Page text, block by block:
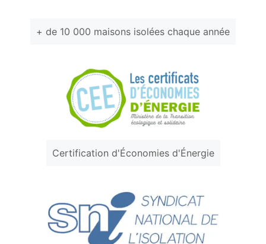
+ de 10 000 maisons isolées chaque année
Certification d'Économies d'Énergie